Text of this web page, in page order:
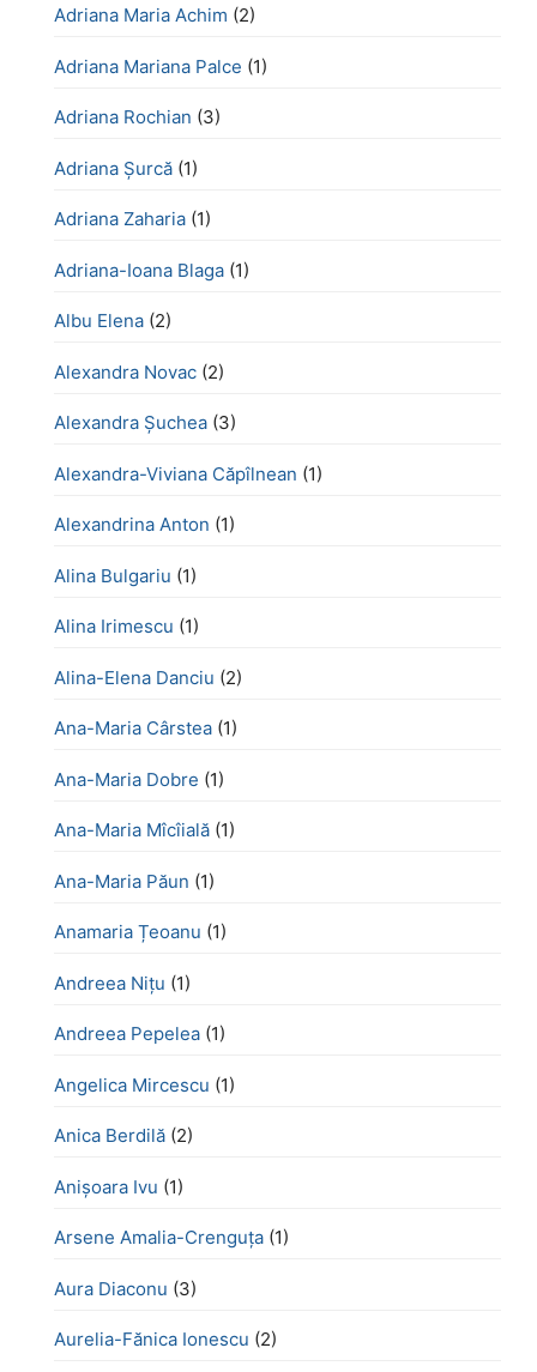
Adriana Maria Achim (2)
Adriana Mariana Palce (1)
Adriana Rochian (3)
Adriana Șurcă (1)
Adriana Zaharia (1)
Adriana-Ioana Blaga (1)
Albu Elena (2)
Alexandra Novac (2)
Alexandra Șuchea (3)
Alexandra-Viviana Căpîlnean (1)
Alexandrina Anton (1)
Alina Bulgariu (1)
Alina Irimescu (1)
Alina-Elena Danciu (2)
Ana-Maria Cârstea (1)
Ana-Maria Dobre (1)
Ana-Maria Mîcîială (1)
Ana-Maria Păun (1)
Anamaria Țeoanu (1)
Andreea Nițu (1)
Andreea Pepelea (1)
Angelica Mircescu (1)
Anica Berdilă (2)
Anișoara Ivu (1)
Arsene Amalia-Crenguța (1)
Aura Diaconu (3)
Aurelia-Fănica Ionescu (2)